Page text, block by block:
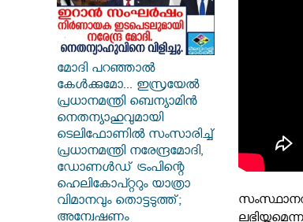
മോദി പറഞ്ഞാൽ
കേൾക്കുമോ... ഇസ്രയേൽ
പ്രധാനമന്ത്രി ബെന്യാമിൻ
നെതന്യാഹുവുമായി
ടെലിഫോണിൽ സംസാരിച്ച്
പ്രധാനമന്ത്രി നരേന്ദ്രമോദി,
ഡോണൾഡ് ട്രംപിന്റെ
ഹെലികോപ്റ്ററും യാത്രാ
വിമാനവും തൊട്ടടുത്ത്;